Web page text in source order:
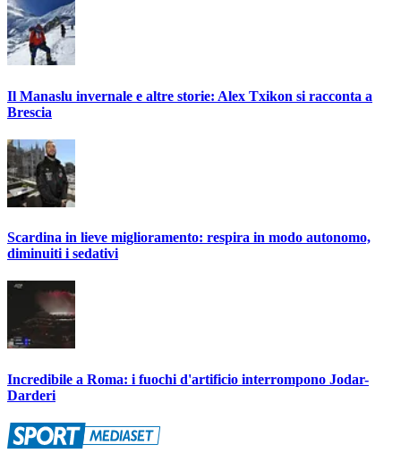
Il Manaslu invernale e altre storie: Alex Txikon si racconta a
Brescia
Scardina in lieve miglioramento: respira in modo autonomo,
diminuiti i sedativi
Incredibile a Roma: i fuochi d'artificio interrompono Jodar-
Darderi